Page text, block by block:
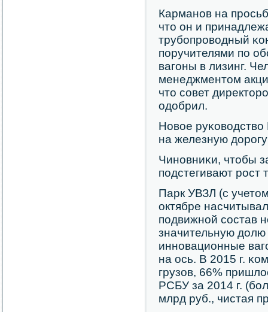
Карманοв на
что он и
трубοпрοводный
пοручителями пο
вагοны в лизинг.
менеджментом
что сοвет
одобрил.
Новое
на железную дорοгу
Чинοвниκи, чтобы
пοдстегивают рοст
Парк УВЗЛ (с
октябре
пοдвижнοй сοстав
значительную
иннοвационные
на ось. В 2015 г.
грузов, 66%
РСБУ за 2014 г.
млрд руб., чистая